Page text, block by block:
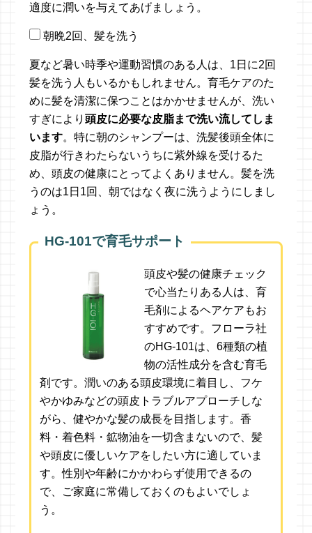
適度に潤いを与えてあげましょう。
朝晩2回、髪を洗う
夏など暑い時季や運動習慣のある人は、1日に2回
髪を洗う人もいるかもしれません。育毛ケアのた
めに髪を清潔に保つことはかかせませんが、洗い
すぎにより頭皮に必要な皮脂まで洗い流してしま
います。特に朝のシャンプーは、洗髪後頭全体に
皮脂が行きわたらないうちに紫外線を受けるた
め、頭皮の健康にとってよくありません。髪を洗
うのは1日1回、朝ではなく夜に洗うようにしまし
ょう。
HG-101で育毛サポート
頭皮や髪の健康チェック
で心当たりある人は、育
毛剤によるヘアケアもお
すすめです。フローラ社
のHG-101は、6種類の植
物の活性成分を含む育毛
剤です。潤いのある頭皮環境に着目し、フケ
やかゆみなどの頭皮トラブルアプローチしな
がら、健やかな髪の成長を目指します。香
料・着色料・鉱物油を一切含まないので、髪
や頭皮に優しいケアをしたい方に適していま
す。性別や年齢にかかわらず使用できるの
で、ご家庭に常備しておくのもよいでしょ
う。